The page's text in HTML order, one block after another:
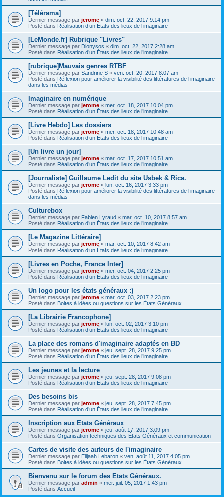
[Télérama]
Dernier message par jerome « dim. oct. 22, 2017 9:14 pm
Posté dans Réalisation d’un États des lieux de l’imaginaire
[LeMonde.fr] Rubrique "Livres"
Dernier message par Dionysos « dim. oct. 22, 2017 2:28 am
Posté dans Réalisation d’un États des lieux de l’imaginaire
[rubrique]Mauvais genres RTBF
Dernier message par Sandrine S « ven. oct. 20, 2017 8:07 am
Posté dans Réflexion pour améliorer la visibilité des littératures de l’imaginaire
dans les médias
Imaginaire en numérique
Dernier message par jerome « mer. oct. 18, 2017 10:04 pm
Posté dans Réalisation d’un États des lieux de l’imaginaire
[Livre Hebdo] Les dossiers
Dernier message par jerome « mer. oct. 18, 2017 10:48 am
Posté dans Réalisation d’un États des lieux de l’imaginaire
[Un livre un jour]
Dernier message par jerome « mar. oct. 17, 2017 10:51 am
Posté dans Réalisation d’un États des lieux de l’imaginaire
[Journaliste] Guillaume Ledit du site Usbek & Rica.
Dernier message par jerome « lun. oct. 16, 2017 3:33 pm
Posté dans Réflexion pour améliorer la visibilité des littératures de l’imaginaire
dans les médias
Culturebox
Dernier message par Fabien Lyraud « mar. oct. 10, 2017 8:57 am
Posté dans Réalisation d’un États des lieux de l’imaginaire
[Le Magazine Littéraire]
Dernier message par jerome « mar. oct. 10, 2017 8:42 am
Posté dans Réalisation d’un États des lieux de l’imaginaire
[Livres en Poche, France Inter]
Dernier message par jerome « mer. oct. 04, 2017 2:25 pm
Posté dans Réalisation d’un États des lieux de l’imaginaire
Un logo pour les états généraux :)
Dernier message par jerome « mar. oct. 03, 2017 2:23 pm
Posté dans Boites à idées ou questions sur les États Généraux
[La Librairie Francophone]
Dernier message par jerome « lun. oct. 02, 2017 3:10 pm
Posté dans Réalisation d’un États des lieux de l’imaginaire
La place des romans d'imaginaire adaptés en BD
Dernier message par jerome « jeu. sept. 28, 2017 9:25 pm
Posté dans Réalisation d’un États des lieux de l’imaginaire
Les jeunes et la lecture
Dernier message par jerome « jeu. sept. 28, 2017 9:08 pm
Posté dans Réalisation d’un États des lieux de l’imaginaire
Des besoins bis
Dernier message par jerome « jeu. sept. 28, 2017 7:45 pm
Posté dans Réalisation d’un États des lieux de l’imaginaire
Inscription aux Etats Généraux
Dernier message par jerome « jeu. août 17, 2017 3:09 pm
Posté dans Organisation techniques des États Généraux et communication
Cartes de visite des auteurs de l'imaginaire
Dernier message par Elijaah Lebaron « ven. août 11, 2017 4:05 pm
Posté dans Boites à idées ou questions sur les États Généraux
Bienvenu sur le forum des Etats Généraux.
Dernier message par admin « mer. juil. 05, 2017 1:43 pm
Posté dans Accueil